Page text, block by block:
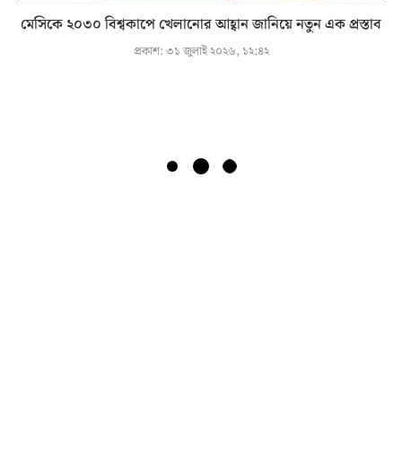
মেসিকে ২০৩০ বিশ্বকাপে খেলানোর আহ্বান জানিয়ে নতুন এক প্রস্তাব
প্রকাশ:৩১ জুলাই ২০২৬, ১২:৪২